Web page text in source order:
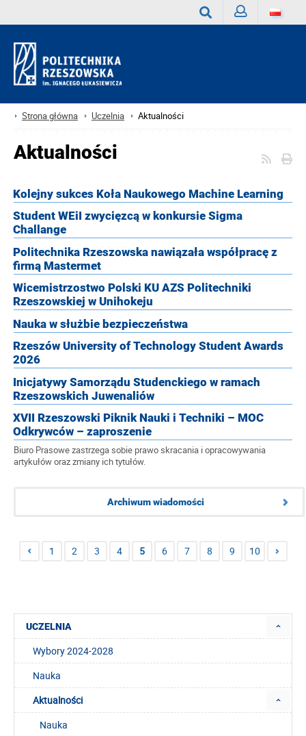
Strona główna Uczelnia Aktualności
Aktualności
Kolejny sukces Koła Naukowego Machine Learning
Student WEiI zwycięzcą w konkursie Sigma
Challange
Politechnika Rzeszowska nawiązała współpracę z
firmą Mastermet
Wicemistrzostwo Polski KU AZS Politechniki
Rzeszowskiej w Unihokeju
Nauka w służbie bezpieczeństwa
Rzeszów University of Technology Student Awards
2026
Inicjatywy Samorządu Studenckiego w ramach
Rzeszowskich Juwenaliów
XVII Rzeszowski Piknik Nauki i Techniki – MOC
Odkrywców – zaproszenie
Biuro Prasowe zastrzega sobie prawo skracania i opracowywania
artykułów oraz zmiany ich tytułów.
Archiwum wiadomości
1 2 3 4 5 6 7 8 9 10
UCZELNIA
Wybory 2024-2028
Nauka
Aktualności
Nauka